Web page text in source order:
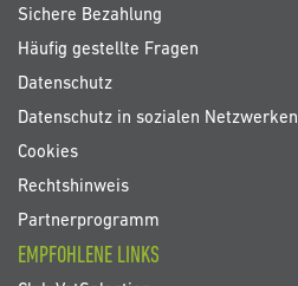
Sichere Bezahlung
Häufig gestellte Fragen
Datenschutz
Datenschutz in sozialen Netzwerken
Cookies
Rechtshinweis
Partnerprogramm
EMPFOHLENE LINKS